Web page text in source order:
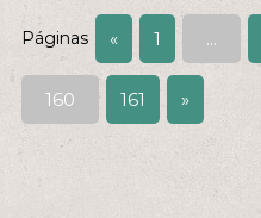
Páginas « 1 ...
160 161 »